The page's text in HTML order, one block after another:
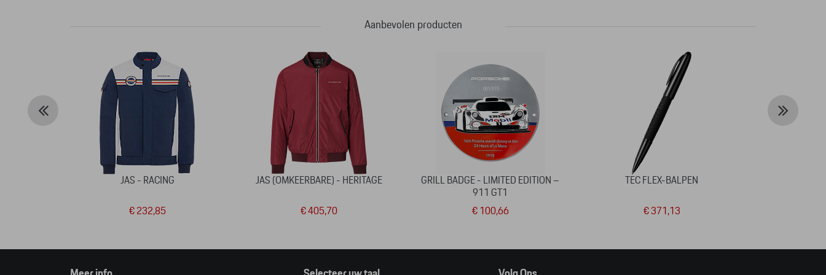
Aanbevolen producten
JAS - RACING
€ 232,85
JAS (OMKEERBARE) - HERITAGE
€ 405,70
GRILL BADGE - LIMITED EDITION –
911 GT1
€ 100,66
TEC FLEX-BALPEN
€ 371,13